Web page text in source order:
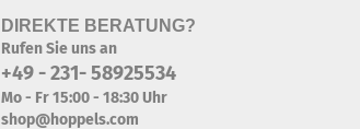
DIREKTE BERATUNG?
Rufen Sie uns an
+49 - 231- 58925534
Mo - Fr 15:00 - 18:30 Uhr
shop@hoppels.com